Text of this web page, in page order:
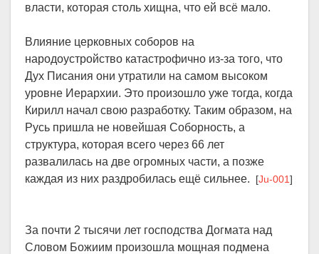
власти, которая столь хищна, что ей всё мало.
Влияние церковных соборов на
народоустройство катастрофично из-за того, что
Дух Писания они утратили на самом высоком
уровне Иерархии. Это произошло уже тогда, когда
Кирилл начал свою разработку. Таким образом, на
Русь пришла не новейшая Соборность, а
структура, которая всего через 66 лет
развалилась на две огромных части, а позже
каждая из них раздробилась ещё сильнее. [Ju-001]
За почти 2 тысячи лет господства Догмата над
Словом Божиим произошла мощная подмена